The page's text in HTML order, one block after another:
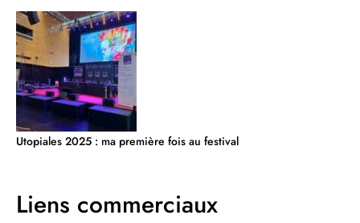
Utopiales 2025 : ma première fois au festival
Liens commerciaux